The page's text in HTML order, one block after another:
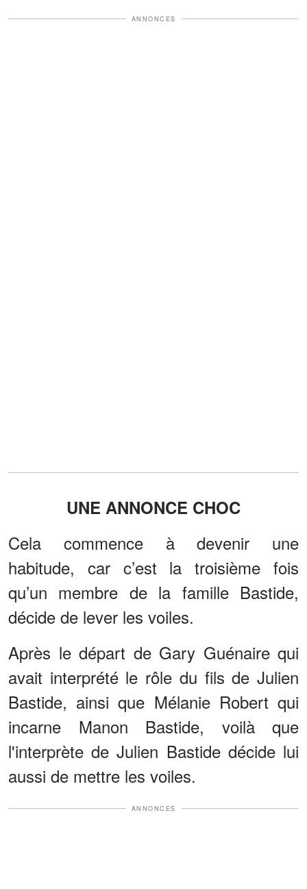
ANNONCES
UNE ANNONCE CHOC
Cela commence à devenir une
habitude, car c’est la troisième fois
qu’un membre de la famille Bastide,
décide de lever les voiles.
Après le départ de Gary Guénaire qui
avait interprété le rôle du fils de Julien
Bastide, ainsi que Mélanie Robert qui
incarne Manon Bastide, voilà que
l'interprète de Julien Bastide décide lui
aussi de mettre les voiles.
ANNONCES